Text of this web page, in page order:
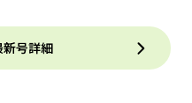
新号詳細